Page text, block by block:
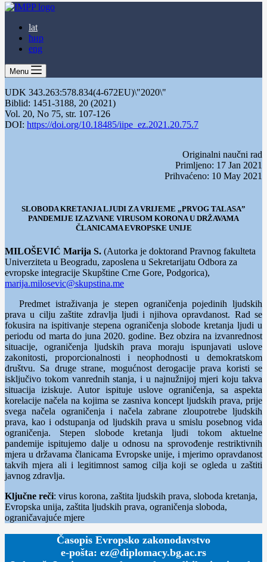
lat
ћир
eng
Menu
UDK 343.263:578.834(4-672EU)\"2020\"
Biblid: 1451-3188, 20 (2021)
Vol. 20, No 75, str. 107-126
DOI: https://doi.org/10.18485/iipe_ez.2021.20.75.7
Originalni naučni rad
Primljeno: 17 Jan 2021
Prihvaćeno: 10 May 2021
SLOBODA KRETANJA LJUDI ZA VRIJEME „PRVOG TALASA”
PANDEMIJE IZAZVANE VIRUSOM KORONA U DRŽAVAMA
ČLANICAMA EVROPSKE UNIJE
MILOŠEVIĆ Marija S. (Autorka je doktorand Pravnog fakulteta
Univerziteta u Beogradu, zaposlena u Sekretarijatu Odbora za
evropske integracije Skupštine Crne Gore, Podgorica),
marija.milosevic@skupstina.me
Predmet istraživanja je stepen ograničenja pojedinih ljudskih
prava u cilju zaštite zdravlja ljudi i njihova opravdanost. Rad se
fokusira na ispitivanje stepena ograničenja slobode kretanja ljudi u
periodu od marta do juna 2020. godine. Bez obzira na izvanrednost
situacije, ograničenja ljudskih prava moraju ispunjavati uslove
zakonitosti, proporcionalnosti i neophodnosti u demokratskom
društvu. Sa druge strane, mogućnost derogacije prava koristi se
isključivo tokom vanrednih stanja, i u najnužnijoj mjeri koju takva
situacija iziskuje. Autor ispituje uslove ograničenja, sa aspekta
korelacije načela na kojima se zasniva koncept ljudskih prava, prije
svega načela ograničenja i načela zabrane zloupotrebe ljudskih
prava, kao i odstupanja od ljudskih prava u smislu posebnog vida
ograničenja. Stepen slobode kretanja ljudi tokom aktuelne
pandemije ispitujemo dalje u odnosu na sprovođenje restriktivnih
mjera u državama članicama Evropske unije, i mjerimo opravdanost
takvih mjera ali i legitimnost samog cilja koji se ogleda u zaštiti
javnog zdravlja.
Ključne reči: virus korona, zaštita ljudskih prava, sloboda kretanja,
Evropska unija, zaštita ljudskih prava, ograničenja sloboda,
ograničavajuće mjere
Časopis Evropsko zakonodavstvo
e-pošta: ez@diplomacy.bg.ac.rs